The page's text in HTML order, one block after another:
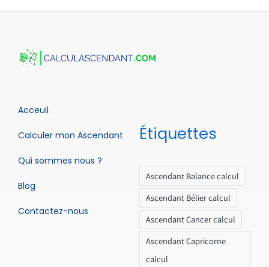
Acceuil
Calculer mon Ascendant
Qui sommes nous ?
Blog
Contactez-nous
Étiquettes
Ascendant Balance calcul
Ascendant Bélier calcul
Ascendant Cancer calcul
Ascendant Capricorne
calcul